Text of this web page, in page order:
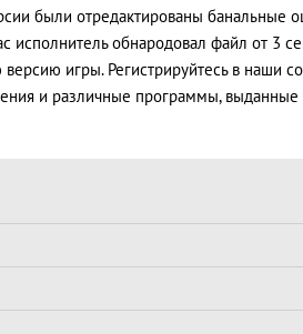
были отредактированы
исполнитель обнародовал файл от 3
версию игры. Регистрируйтесь в наши
и различные программы, выданные